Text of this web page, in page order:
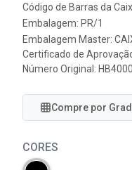
Código de Barras da
Embalagem: PR/1
Embalagem Master:
Certificado de
Número Original:
Compre por
CORES